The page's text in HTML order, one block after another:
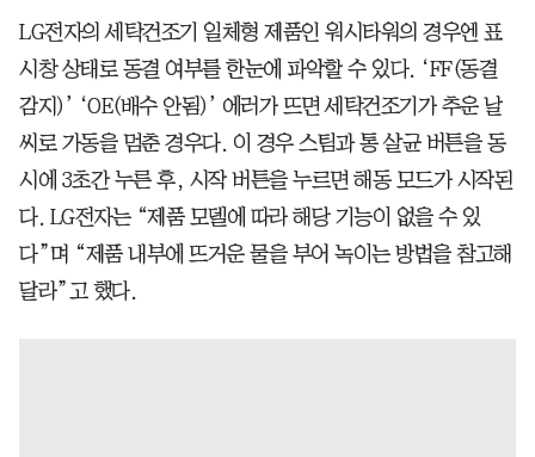
LG전자의 세탁건조기 일체형 제품인 워시타워의 경우엔 표
시창 상태로 동결 여부를 한눈에 파악할 수 있다. ‘FF(동결
감지)’ ‘OE(배수 안됨)’ 에러가 뜨면 세탁건조기가 추운 날
씨로 가동을 멈춘 경우다. 이 경우 스팀과 통 살균 버튼을 동
시에 3초간 누른 후, 시작 버튼을 누르면 해동 모드가 시작된
다. LG전자는 “제품 모델에 따라 해당 기능이 없을 수 있
다”며 “제품 내부에 뜨거운 물을 부어 녹이는 방법을 참고해
달라”고 했다.